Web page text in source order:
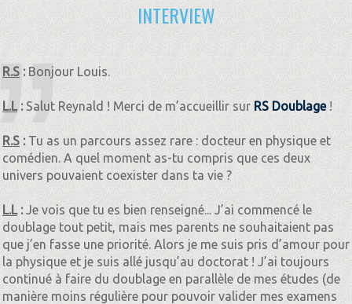
INTERVIEW
R.S :Bonjour Louis.
L.L: Salut Reynald ! Merci de m’accueillir surRS Doublage!
R.S:Tu as un parcours assez rare : docteur en physique et
comédien. A quel moment as-tu compris que ces deux
univers pouvaient coexister dans ta vie ?
L.L:Je vois que tu es bien renseigné... J’ai commencé le
doublage tout petit, mais mes parents ne souhaitaient pas
que j’en fasse une priorité. Alors je me suis pris d’amour pour
la physique et je suis allé jusqu’au doctorat ! J’ai toujours
continué à faire du doublage en parallèle de mes études (de
manière moins régulière pour pouvoir valider mes examens